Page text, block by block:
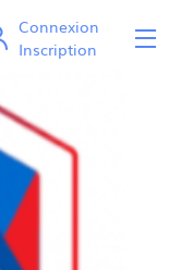
Connexion
Inscription